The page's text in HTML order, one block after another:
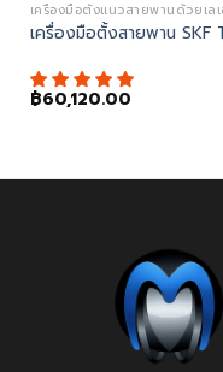
เครื่องมือตั้งสายพาน
฿60,120.00
พลาด้วยเลเซอร์ (Shaft